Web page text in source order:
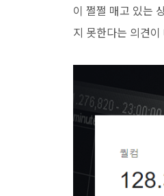
이 쩔쩔 매고 있는
지 못한다는 의견